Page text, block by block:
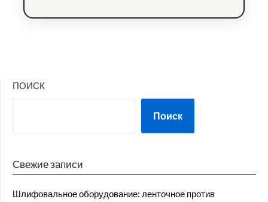
ПОИСК
Поиск
Свежие записи
Шлифовальное оборудование: ленточное против